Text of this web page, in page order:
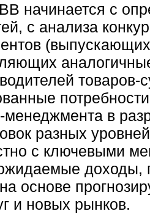
начинается с
с анализа
товаров-
менеджмента в
разных
с ключевыми
доходы,
основе
и новых рынков.